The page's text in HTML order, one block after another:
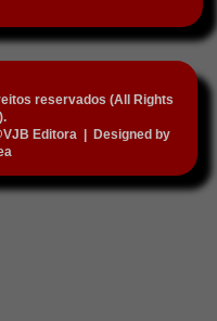
reservados (All Rights
Editora|
Designed by